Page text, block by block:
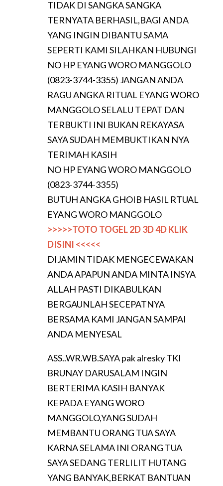
TIDAK DI SANGKA SANGKA
TERNYATA BERHASIL,BAGI ANDA
YANG INGIN DIBANTU SAMA
SEPERTI KAMI SILAHKAN HUBUNGI
NO HP EYANG WORO MANGGOLO
(0823-3744-3355) JANGAN ANDA
RAGU ANGKA RITUAL EYANG WORO
MANGGOLO SELALU TEPAT DAN
TERBUKTI INI BUKAN REKAYASA
SAYA SUDAH MEMBUKTIKAN NYA
TERIMAH KASIH
NO HP EYANG WORO MANGGOLO
(0823-3744-3355)
BUTUH ANGKA GHOIB HASIL RTUAL
EYANG WORO MANGGOLO
>>>>>TOTO TOGEL 2D 3D 4D KLIK
DISINI <<<<<
DIJAMIN TIDAK MENGECEWAKAN
ANDA APAPUN ANDA MINTA INSYA
ALLAH PASTI DIKABULKAN
BERGAUNLAH SECEPATNYA
BERSAMA KAMI JANGAN SAMPAI
ANDA MENYESAL
ASS..WR.WB.SAYA pak alresky TKI
BRUNAY DARUSALAM INGIN
BERTERIMA KASIH BANYAK
KEPADA EYANG WORO
MANGGOLO,YANG SUDAH
MEMBANTU ORANG TUA SAYA
KARNA SELAMA INI ORANG TUA
SAYA SEDANG TERLILIT HUTANG
YANG BANYAK,BERKAT BANTUAN